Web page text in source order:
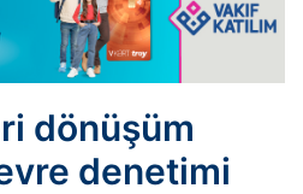
dönüşüm
denetimi